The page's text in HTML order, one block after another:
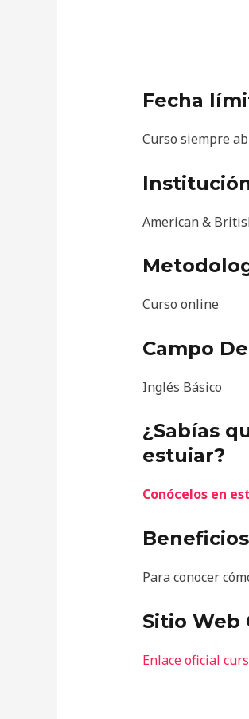
Fecha
Curso siempre
American &
Curso online
Campo
Inglés Básico
¿Sabías
estuiar?
Conócelos en
Para conocer
Sitio Web
Enlace oficial